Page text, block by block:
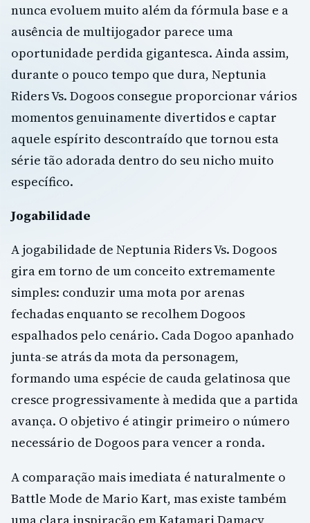
nunca evoluem muito além da fórmula base e a
ausência de multijogador parece uma
oportunidade perdida gigantesca. Ainda assim,
durante o pouco tempo que dura, Neptunia
Riders Vs. Dogoos consegue proporcionar vários
momentos genuinamente divertidos e captar
aquele espírito descontraído que tornou esta
série tão adorada dentro do seu nicho muito
específico.
Jogabilidade
A jogabilidade de Neptunia Riders Vs. Dogoos
gira em torno de um conceito extremamente
simples: conduzir uma mota por arenas
fechadas enquanto se recolhem Dogoos
espalhados pelo cenário. Cada Dogoo apanhado
junta-se atrás da mota da personagem,
formando uma espécie de cauda gelatinosa que
cresce progressivamente à medida que a partida
avança. O objetivo é atingir primeiro o número
necessário de Dogoos para vencer a ronda.
A comparação mais imediata é naturalmente o
Battle Mode de Mario Kart, mas existe também